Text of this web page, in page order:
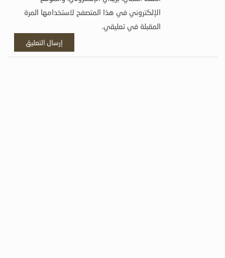
الإلكتروني في هذا المتصفح لاستخدامها المرة
المقبلة في تعليقي.